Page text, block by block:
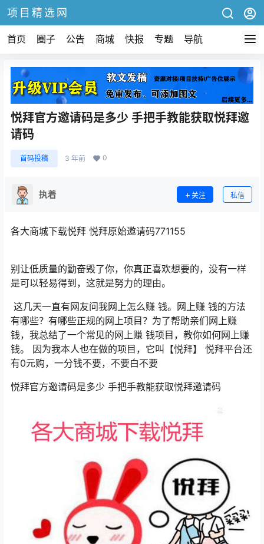
项目精选网
首页 圈子 公告 商城 快报 专题 导航
悦拜官方邀请码是多少 手把手教能获取悦拜邀
请码
首码投稿 3 年前 0
执着 关注 私信
各大商城下载悦拜 悦拜原始邀请码771155
别让低质量的勤奋毁了你，你真正喜欢想要的，没有一样
是可以轻易得到，这就是努力的理由。
这几天一直有网友问我网上怎么赚 钱。网上赚 钱的方法
有哪些？有哪些正规的网上项目？为了帮助亲们网上赚
钱，我总结了一个常见的网上赚 钱项目，教你如何网上赚
钱。 因为我本人也在做的项目，它叫【悦拜】 悦拜平台还
有0元购，一分钱不要，不要白不要
悦拜官方邀请码是多少 手把手教能获取悦拜邀请码